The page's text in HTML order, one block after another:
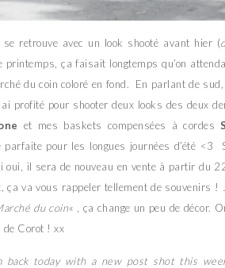
retrouve avec un look shooté avant hier (
printemps, ça faisait longtemps qu’on
du coin coloré en fond. En parlant de
ai profité pour shooter deux looks des deux
et mes baskets compensées à cordes
parfaite pour les longues journées d’été <3
il sera de nouveau en vente à partir du
ça va vous rappeler tellement de souvenirs
du coin« , ça change un peu de décor.
de Corot ! xx
back today with a new post shot this